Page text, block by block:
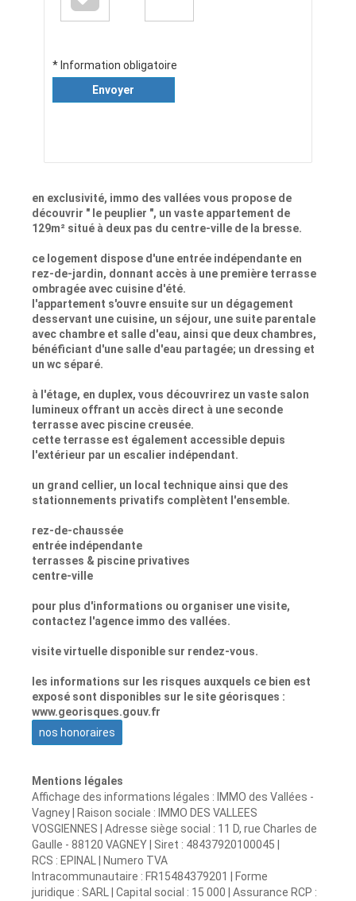
* Information obligatoire
Envoyer
en exclusivité, immo des vallées vous propose de
découvrir " le peuplier ", un vaste appartement de
129m² situé à deux pas du centre-ville de la bresse.
ce logement dispose d'une entrée indépendante en
rez-de-jardin, donnant accès à une première terrasse
ombragée avec cuisine d'été.
l'appartement s'ouvre ensuite sur un dégagement
desservant une cuisine, un séjour, une suite parentale
avec chambre et salle d'eau, ainsi que deux chambres,
bénéficiant d'une salle d'eau partagée; un dressing et
un wc séparé.
à l'étage, en duplex, vous découvrirez un vaste salon
lumineux offrant un accès direct à une seconde
terrasse avec piscine creusée.
cette terrasse est également accessible depuis
l'extérieur par un escalier indépendant.
un grand cellier, un local technique ainsi que des
stationnements privatifs complètent l'ensemble.
rez-de-chaussée
entrée indépendante
terrasses & piscine privatives
centre-ville
pour plus d'informations ou organiser une visite,
contactez l'agence immo des vallées.
visite virtuelle disponible sur rendez-vous.
les informations sur les risques auxquels ce bien est
exposé sont disponibles sur le site géorisques :
www.georisques.gouv.fr
nos honoraires
Mentions légales
Affichage des informations légales : IMMO des Vallées -
Vagney | Raison sociale : IMMO DES VALLEES
VOSGIENNES | Adresse siège social : 11 D, rue Charles de
Gaulle - 88120 VAGNEY | Siret : 48437920100045 |
RCS : EPINAL | Numero TVA
Intracommunautaire : FR15484379201 | Forme
juridique : SARL | Capital social : 15 000 | Assurance RCP :